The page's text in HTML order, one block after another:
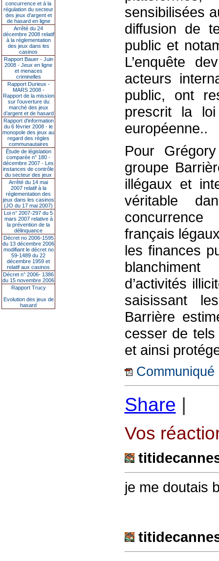
concurrence et à la
régulation du secteur
des jeux d’argent et
de hasard en ligne
Arrêté du 24
décembre 2008 relatif
à la réglementation
des jeux dans les
casinos
Rapport Bauer - Juin
2008 - Jeux en ligne
et menaces
criminelles
Rapport Durieux -
MARS 2008 -
Rapport de la mission
sur l’ouverture du
marché des jeux
d’argent et de hasard
Rapport d'information
du 6 février 2008 - le
monopole des jeux au
regard des règles
communautaires
Étude de législation
comparée n° 180 -
décembre 2007 - Les
instances de contrôle
du secteur des jeux
Arrêté du 14 mai
2007 relatif à la
réglementation des
jeux dans les casinos
(JO du 17 mai 2007)
Loi n° 2007-297 du 5
mars 2007 relative à
la prévention de la
délinquance
Décret no 2006-1595
du 13 décembre 2006
modifiant le décret no
59-1489 du 22
décembre 1959 et
relatif aux casinos
Décret n° 2006- 1386
du 15 novembre 2006
Rapport Trucy
Evolution des jeux de
hasard
sensibilisées
diffusion de
public et
L’enquête
acteurs
public, ont
prescrit la
européenne..
Pour
groupe
illégaux et
véritable
français
les finances
d’activités
saisissant
Barrière
cesser de
et ainsi
Communiqué
Share |
Vos
je me doutais